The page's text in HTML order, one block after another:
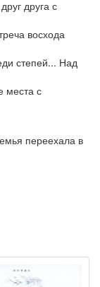
друга с
восхода
степей... Над
места с
переехала в